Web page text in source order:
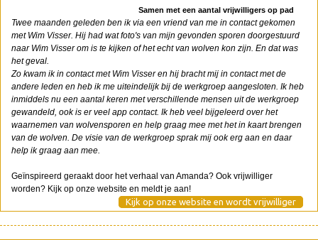
Samen met een aantal vrijwilligers op pad
Twee maanden geleden ben ik via een vriend van me in contact gekomen
met Wim Visser. Hij had wat foto's van mijn gevonden sporen doorgestuurd
naar Wim Visser om is te kijken of het echt van wolven kon zijn. En dat was
het geval.
Zo kwam ik in contact met Wim Visser en hij bracht mij in contact met de
andere leden en heb ik me uiteindelijk bij de werkgroep aangesloten. Ik heb
inmiddels nu een aantal keren met verschillende mensen uit de werkgroep
gewandeld, ook is er veel app contact. Ik heb veel bijgeleerd over het
waarnemen van wolvensporen en help graag mee met het in kaart brengen
van de wolven. De visie van de werkgroep sprak mij ook erg aan en daar
help ik graag aan mee.
Geïnspireerd geraakt door het verhaal van Amanda? Ook vrijwilliger
worden? Kijk op onze website en meldt je aan!
Kijk op onze website en wordt vrijwilliger